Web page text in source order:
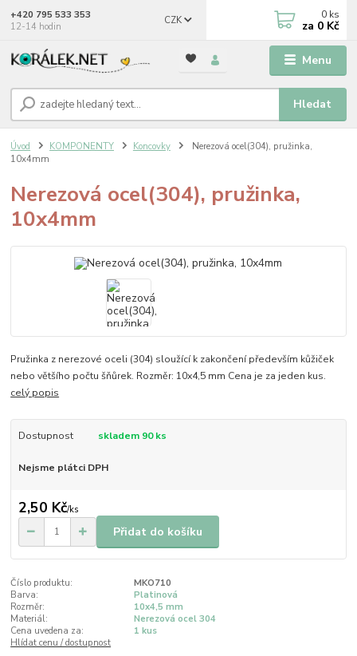
Menu
CZK
Hledat
+420 795 533 353
12-14 hodin
0 ks
za 0 Kč
Úvod KOMPONENTY Koncovky
Nerezová ocel(304), pružinka,
10x4mm
Nerezová ocel(304), pružinka,
10x4mm
Pružinka z nerezové oceli (304) sloužící k zakončení především kůžiček
nebo většího počtu šňůrek. Rozměr: 10x4,5 mm Cena je za jeden kus.
celý popis
Dostupnost skladem 90 ks
Nejsme plátci DPH
2,50 Kč/ks
Přidat do košíku
Číslo produktu:
MKO710
Barva:
Platinová
Rozměr:
10x4,5 mm
Materiál:
Nerezová ocel 304
Cena uvedena za:
1 kus
Hlídat cenu / dostupnost